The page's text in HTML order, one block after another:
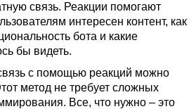
связь. Реакции помогают
интересен контент, как
бота и какие
бы видеть.
с помощью реакций можно
метод не требует сложных
Все, что нужно – это